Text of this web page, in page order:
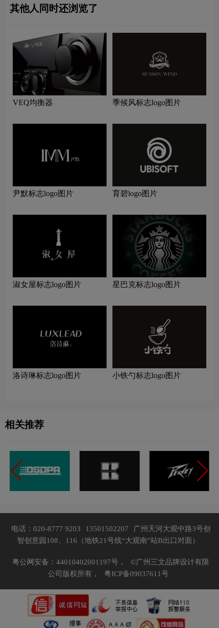
其他人同时还浏览了
VEQ均衡器 季候风标志logo图片
尹默标志logo图片 育碧logo图片
淑女屋标志logo图片 星巴克标志logo图片
洛诗琳标志logo图片 小铁勺标志logo图片
相关推荐
电话：020-8777 9203 13501502207
广州天河大观中路3号创
智创意园108、116（地铁21号线“大观南”站B出口对面）
粤公网安备：44010402001197号，
©广州三文品牌设计有限
公司版权所有，
粤ICP备09037611号